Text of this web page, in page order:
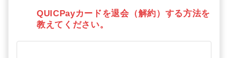
QUICPayカードを退会（解約）する方法を
教えてください。